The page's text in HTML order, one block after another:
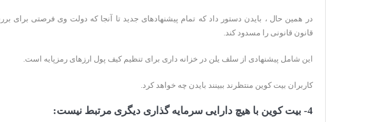
در همین حال ، بایدن دستور داد كه تمام پیشنهادهای جدید تا آنجا كه دولت وی فرصتی برای
قانون قانونی را مسدود كند.
این شامل پیشنهادی از سلف یلن در خزانه داری برای تنظیم کیف پول ارزهای رمزپایه است.
کاربران بیت کوین منتظرند ببینند بایدن چه خواهد کرد.
4- بیت کوین با هیچ دارایی سرمایه گذاری دیگری مرتبط نیست: